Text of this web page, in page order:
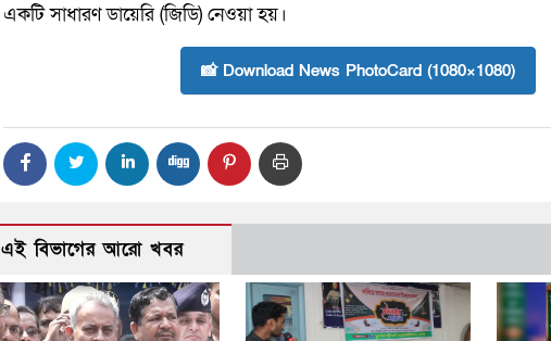
একটি সাধারণ ডায়েরি (জিডি) নেওয়া হয়।
📸 Download News PhotoCard (1080×1080)
এই বিভাগের আরো খবর